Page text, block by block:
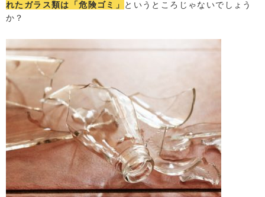
れたガラス類は「危険ゴミ」
というところじゃないでしょう
か？